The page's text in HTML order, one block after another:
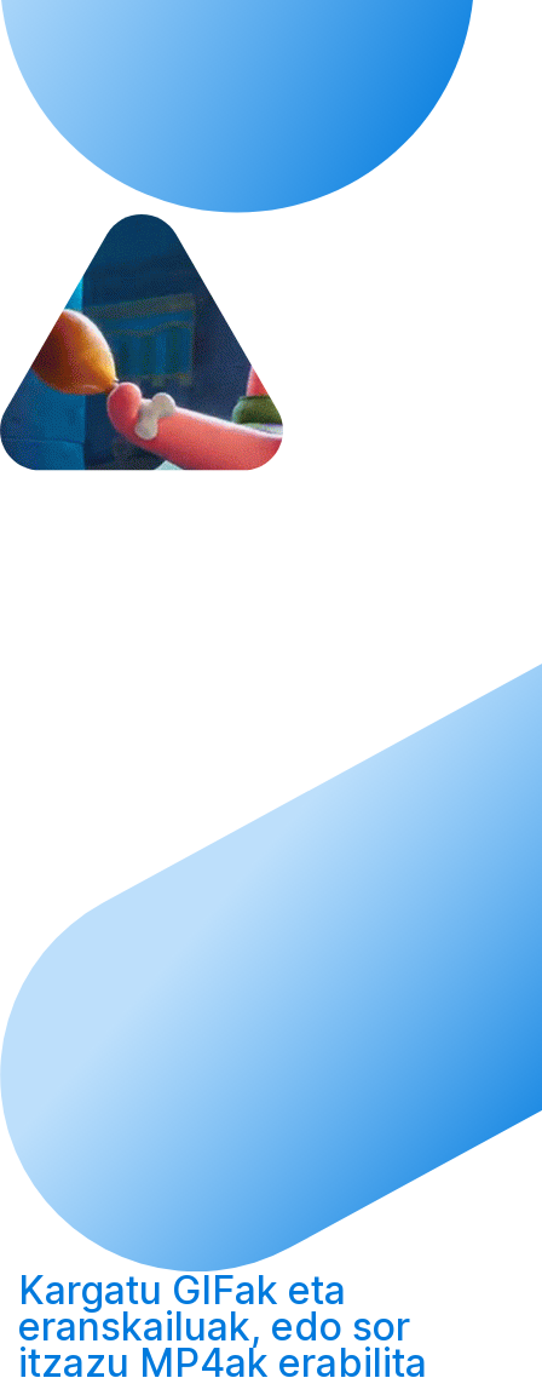
Kargatu GIFak eta
eranskailuak, edo sor
itzazu MP4ak erabilita